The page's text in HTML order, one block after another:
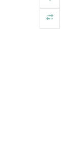
for optical near